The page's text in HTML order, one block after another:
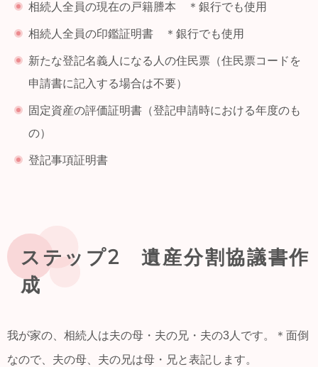
相続人全員の現在の戸籍謄本 ＊銀行でも使用
相続人全員の印鑑証明書 ＊銀行でも使用
新たな登記名義人になる人の住民票（住民票コードを
申請書に記入する場合は不要）
固定資産の評価証明書（登記申請時における年度のも
の）
登記事項証明書
ステップ2 遺産分割協議書作
成
我が家の、相続人は夫の母・夫の兄・夫の3人です。＊面倒
なので、夫の母、夫の兄は母・兄と表記します。